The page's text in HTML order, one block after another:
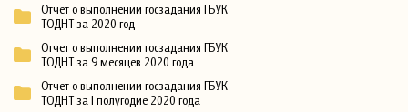
Отчет о выполнении госзадания ГБУК
ТОДНТ за 2020 год
Отчет о выполнении госзадания ГБУК
ТОДНТ за 9 месяцев 2020 года
Отчет о выполнении госзадания ГБУК
ТОДНТ за I полугодие 2020 года